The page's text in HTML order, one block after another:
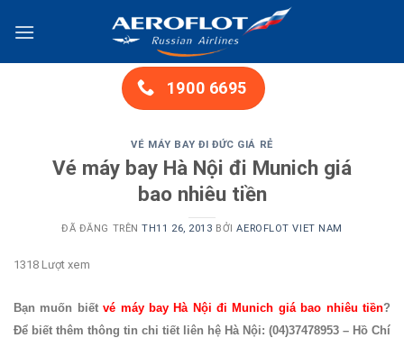
đến
1900 6695
VÉ MÁY BAY ĐI ĐỨC GIÁ RẺ
Vé máy bay Hà Nội đi Munich giá
bao nhiêu tiền
ĐÃ ĐĂNG TRÊNTH11 26, 2013 BỞIAEROFLOT VIET NAM
1318 Lượt xem
Bạn muốn biếtvé máy bay Hà Nội đi Munich giá bao nhiêu tiền?
Để biết thêm thông tin chi tiết liên hệ Hà Nội: (04)37478953 – Hồ Chí